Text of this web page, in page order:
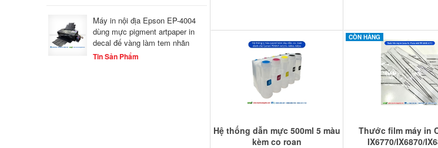
Hệ thống dẫn mực 500ml 5 màu
kèm co roan
CÒN HÀNG
Thước film máy in
IX6770/IX6870/
Máy in nội địa Epson EP-4004
dùng mực pigment artpaper in
decal đế vàng làm tem nhãn
Tin Sản Phẩm